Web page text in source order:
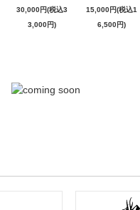
30,000円(税込3
3,000円)
15,000円(税込1
6,500円)